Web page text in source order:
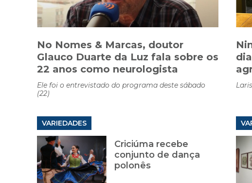
No Nomes & Marcas, doutor
Glauco Duarte da Luz fala sobre os
22 anos como neurologista
Ele foi o entrevistado do programa deste sábado
(22)
VARIEDADES
Criciúma recebe
conjunto de dança
polonês